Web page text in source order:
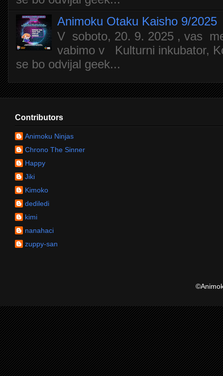
Animoku Otaku Kaisho 9/2025
V soboto, 20. 9. 2025 , vas
vabimo v Kulturni inkubator,
se bo odvijal geek...
Contributors
Animoku Ninjas
Chrono The Sinner
Happy
Jiki
Kimoko
dediledi
kimi
nanahaci
zuppy-san